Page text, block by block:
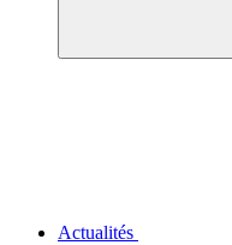
Actualités